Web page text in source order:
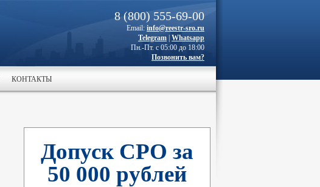
8 (800) 555-69-00
Email: info@reestr-sro.ru
Telegram Whatsapp
Пн.-Пт. с 05:00 до 18:00
Позвонить вам?
КОНТАКТЫ
Допуск СРО за
50 000 рублей